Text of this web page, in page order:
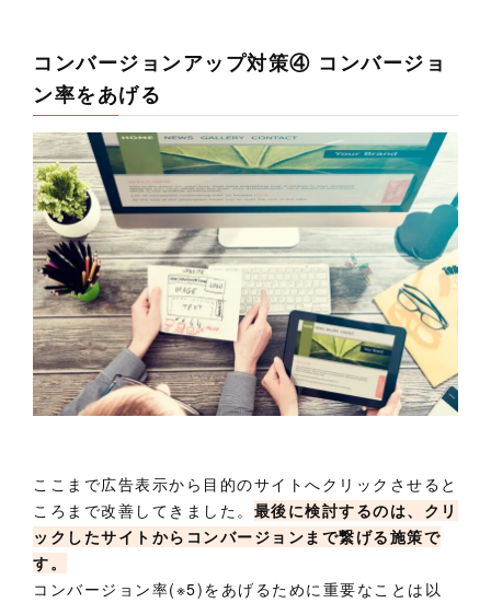
コンバージョンアップ対策④ コンバージョ
ン率をあげる
ここまで広告表示から目的のサイトへクリックさせると
ころまで改善してきました。 最後に検討するのは、クリ
ックしたサイトからコンバージョンまで繋げる施策で
す。
コンバージョン率(※5)をあげるために重要なことは以